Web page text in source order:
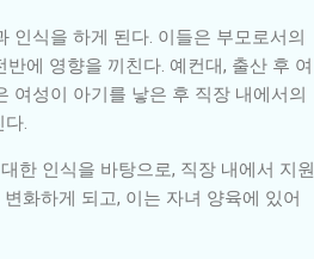
인식을 하게 된다. 이들은 부모로서의
에 영향을 끼친다. 예컨대, 출산 후 여
여성이 아기를 낳은 후 직장 내에서의
.
한 인식을 바탕으로, 직장 내에서 지원
화하게 되고, 이는 자녀 양육에 있어